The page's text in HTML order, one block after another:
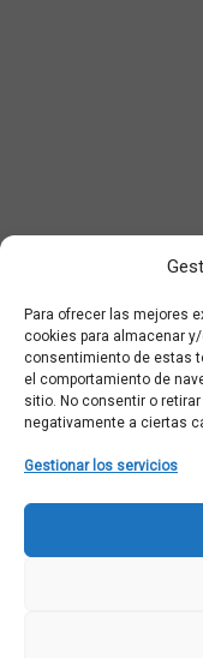
Para ofrecer las mejores
cookies para almacenar
consentimiento de estas
el comportamiento de
sitio. No consentir o
negativamente a ciertas
Gestionar los servicios
Más
Buscar: